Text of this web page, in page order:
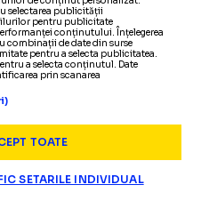
de tenis de masă
selectarea publicității
pentru publicitate
conținutului. Înțelegerea
combinații de date din surse
pentru a selecta publicitatea.
a selecta conținutul. Date
prin scanarea
TOATE
SETARILE INDIVIDUAL